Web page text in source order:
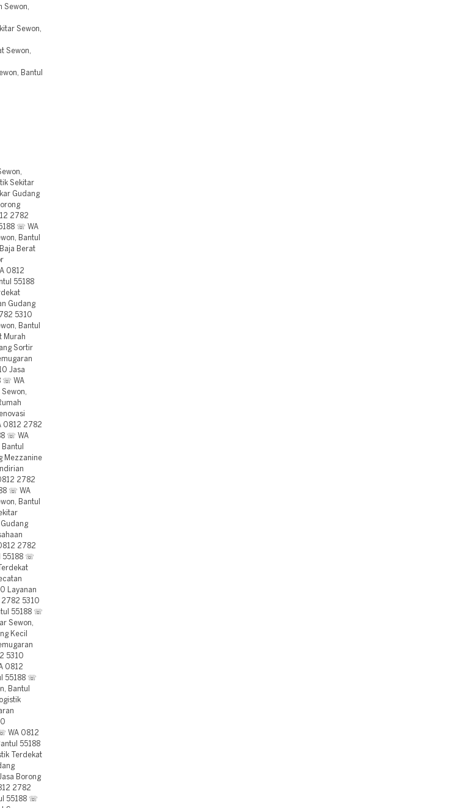
Sewon,
Sewon,
Sewon,
Bantul
Sekitar
Gudang
2782
☏ WA
Bantul
Berat
0812
55188
Gudang
5310
Bantul
Murah
Sortir
Jasa
☏ WA
0812 2782
☏ WA
Mezzanine
2782
☏ WA
Bantul
2782
55188 ☏
Layanan
2782 5310
55188 ☏
Sewon,
Kecil
5310
0812
55188 ☏
Bantul
WA 0812
55188
Terdekat
Borong
2782
55188 ☏